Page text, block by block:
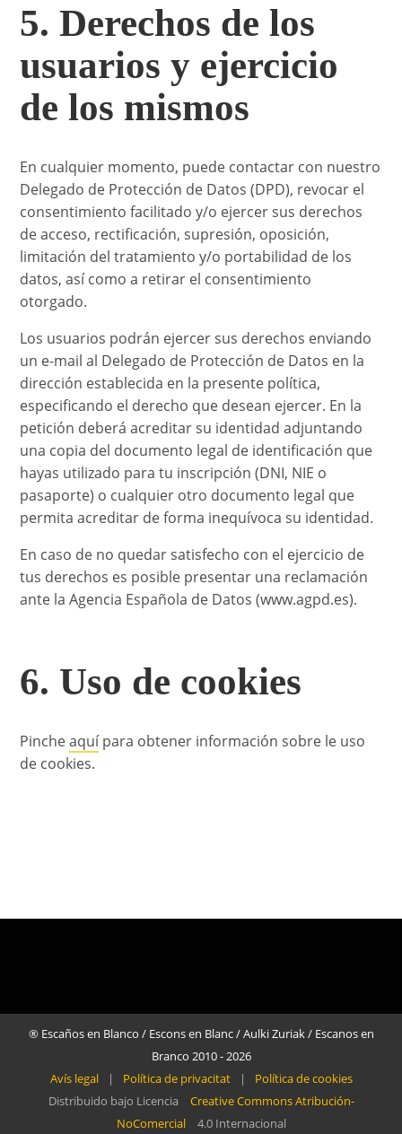
5. Derechos de los
usuarios y ejercicio
de los mismos
En cualquier momento, puede contactar con nuestro
Delegado de Protección de Datos (DPD), revocar el
consentimiento facilitado y/o ejercer sus derechos
de acceso, rectificación, supresión, oposición,
limitación del tratamiento y/o portabilidad de los
datos, así como a retirar el consentimiento
otorgado.
Los usuarios podrán ejercer sus derechos enviando
un e-mail al Delegado de Protección de Datos en la
dirección establecida en la presente política,
especificando el derecho que desean ejercer. En la
petición deberá acreditar su identidad adjuntando
una copia del documento legal de identificación que
hayas utilizado para tu inscripción (DNI, NIE o
pasaporte) o cualquier otro documento legal que
permita acreditar de forma inequívoca su identidad.
En caso de no quedar satisfecho con el ejercicio de
tus derechos es posible presentar una reclamación
ante la Agencia Española de Datos (www.agpd.es).
6. Uso de cookies
Pincheaquípara obtener información sobre le uso
de cookies.
® Escaños en Blanco / Escons en Blanc / Aulki Zuriak / Escanos en
Branco 2010 - 2026
Avís legal
| Política de privacitat |
Política de cookies
Distribuido bajo Licencia
Creative Commons Atribución-
NoComercial
4.0 Internacional